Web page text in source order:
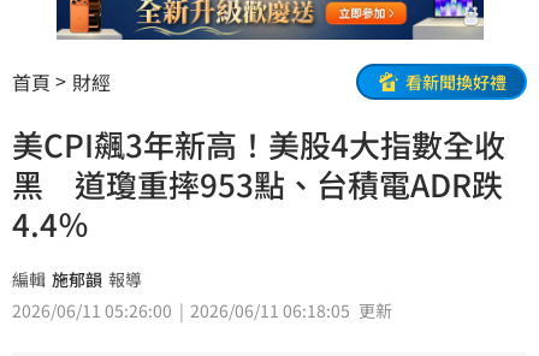
首頁 財經 看新聞換好禮
美CPI飆3年新高！美股4大指數全收
黑 道瓊重摔953點、台積電ADR跌
4.4％
編輯 施郁韻 報導
2026/06/11 05:26:00
2026/06/11 06:18:05 更新